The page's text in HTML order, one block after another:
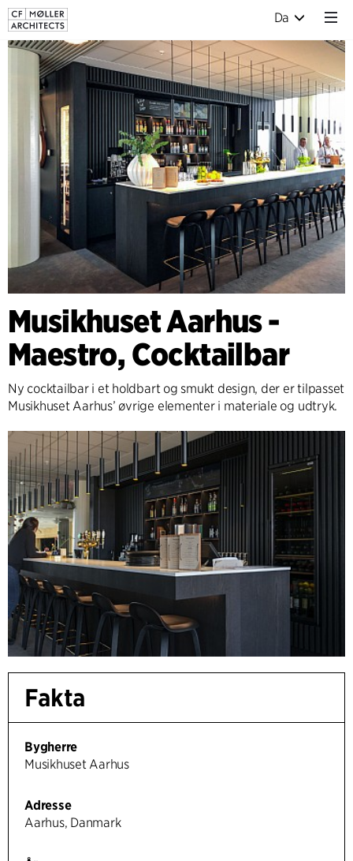
Da
Musikhuset Aarhus -
Maestro, Cocktailbar
Ny cocktailbar i et holdbart og smukt design, der er tilpasset
Musikhuset Aarhus’ øvrige elementer i materiale og udtryk.
Fakta
Bygherre
Musikhuset Aarhus
Adresse
Aarhus, Danmark